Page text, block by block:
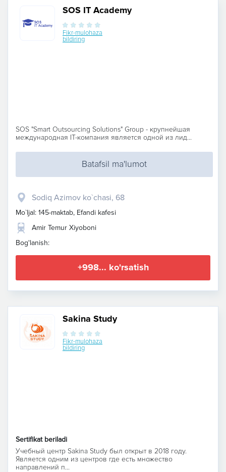
SOS IT Academy
Fikr-mulohaza
bildiring
SOS "Smart Outsourcing Solutions" Group - крупнейшая
международная IT-компания является одной из лид...
Batafsil ma'lumot
Sodiq Azimov ko`chasi, 68
Mo`ljal: 145-maktab, Efandi kafesi
Amir Temur Xiyoboni
Bog'lanish:
+998... ko'rsatish
Sakina Study
Fikr-mulohaza
bildiring
Sertifikat beriladi
Учебный центр Sakina Study был открыт в 2018 году.
Является одним из центров где есть множество
направлений п...